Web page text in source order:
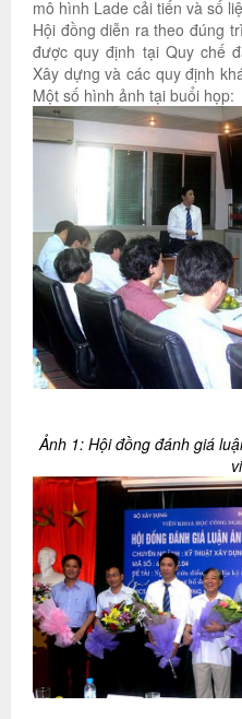
mô hình Lade cải tiến và số
Hội đồng diễn ra theo đúng
được quy định tại Quy chế
Xây dựng và các quy định
Một số hình ảnh tại buổi họp:
Ảnh 1: Hội đồng đánh giá